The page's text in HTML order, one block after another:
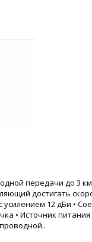
передачи до 3
достигать
усилением 12 дБи •
• Источник питания